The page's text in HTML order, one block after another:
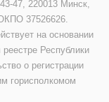
47, 220013 Минск,
37526626.
на основании
Республики
о регистрации
горисполкомом